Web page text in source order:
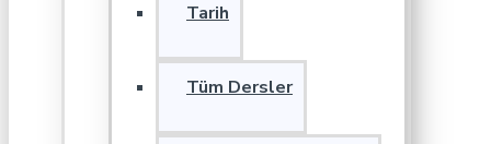
Tarih
Tüm Dersler